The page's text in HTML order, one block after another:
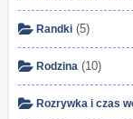
Randki (5)
Rodzina (10)
Rozrywka i czas